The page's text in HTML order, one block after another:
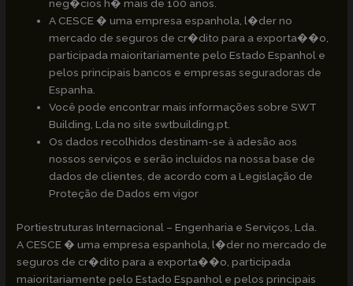
neg�cios h� mais de 100 anos.
A CESCE � uma empresa espanhola, l�der no
mercado de seguros de cr�dito para a exporta��o,
participada maioritariamente pelo Estado Espanhol e
pelos principais bancos e empresas seguradoras de
Espanha.
Você pode encontrar mais informações sobre SWT
Building, Lda no site swtbuilding.pt.
Os dados recolhidos destinam-se à adesão aos
nossos serviços e serão incluídos na nossa base de
dados de clientes, de acordo com a Legislação de
Proteção de Dados em vigor
Portiestruturas Internacional – Engenharia e Serviços, Lda.
A CESCE � uma empresa espanhola, l�der no mercado de
seguros de cr�dito para a exporta��o, participada
maioritariamente pelo Estado Espanhol e pelos principais